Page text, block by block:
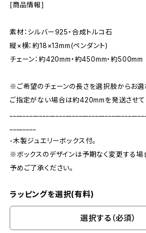
[商品情報]
素材：シルバー925・合成トルコ石
縦×横：約18×13mm(ペンダント)
チェーン：約420mm・約450mm・約500mm
※ご希望のチェーンの長さを選択肢からお選
ご指定がない場合は約420mmを発送させて
-木製ジュエリーボックス付。
※ボックスのデザインは予期なく変更する場
予めご了承ください。
ラッピングを選択(有料)
選択する（必須）